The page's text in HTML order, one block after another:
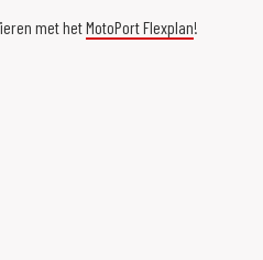
met hetMotoPort Flexplan!